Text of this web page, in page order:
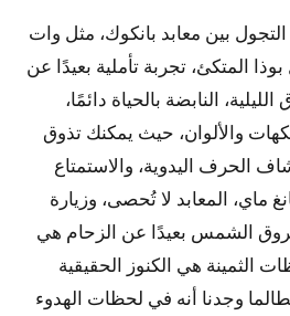
بين معابد بانكوك، مثل وات
المتكئ، تجربة تأملية بعيدًا عن
النابضة بالحياة دائمًا،
والألوان، حيث يمكنك تذوق
الحرف اليدوية، والاستمتاع
ماي، المعابد لا تُحصى، وزيارة
الشمس بعيدًا عن الزحام هي
الثمينة هي الكنوز الحقيقية
وجدنا أنه في لحظات الهدوء